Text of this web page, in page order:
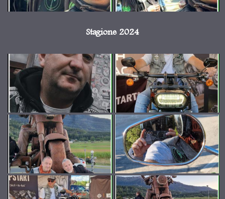
Stagione 2024